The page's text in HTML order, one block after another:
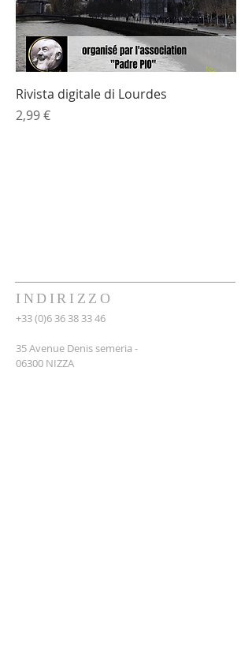
Rivista digitale di Lourdes
Prezzo
2,99 €
INDIRIZZO
+33 (0)6 36 38 33 46
35 Avenue Denis semeria -
06300 NIZZA